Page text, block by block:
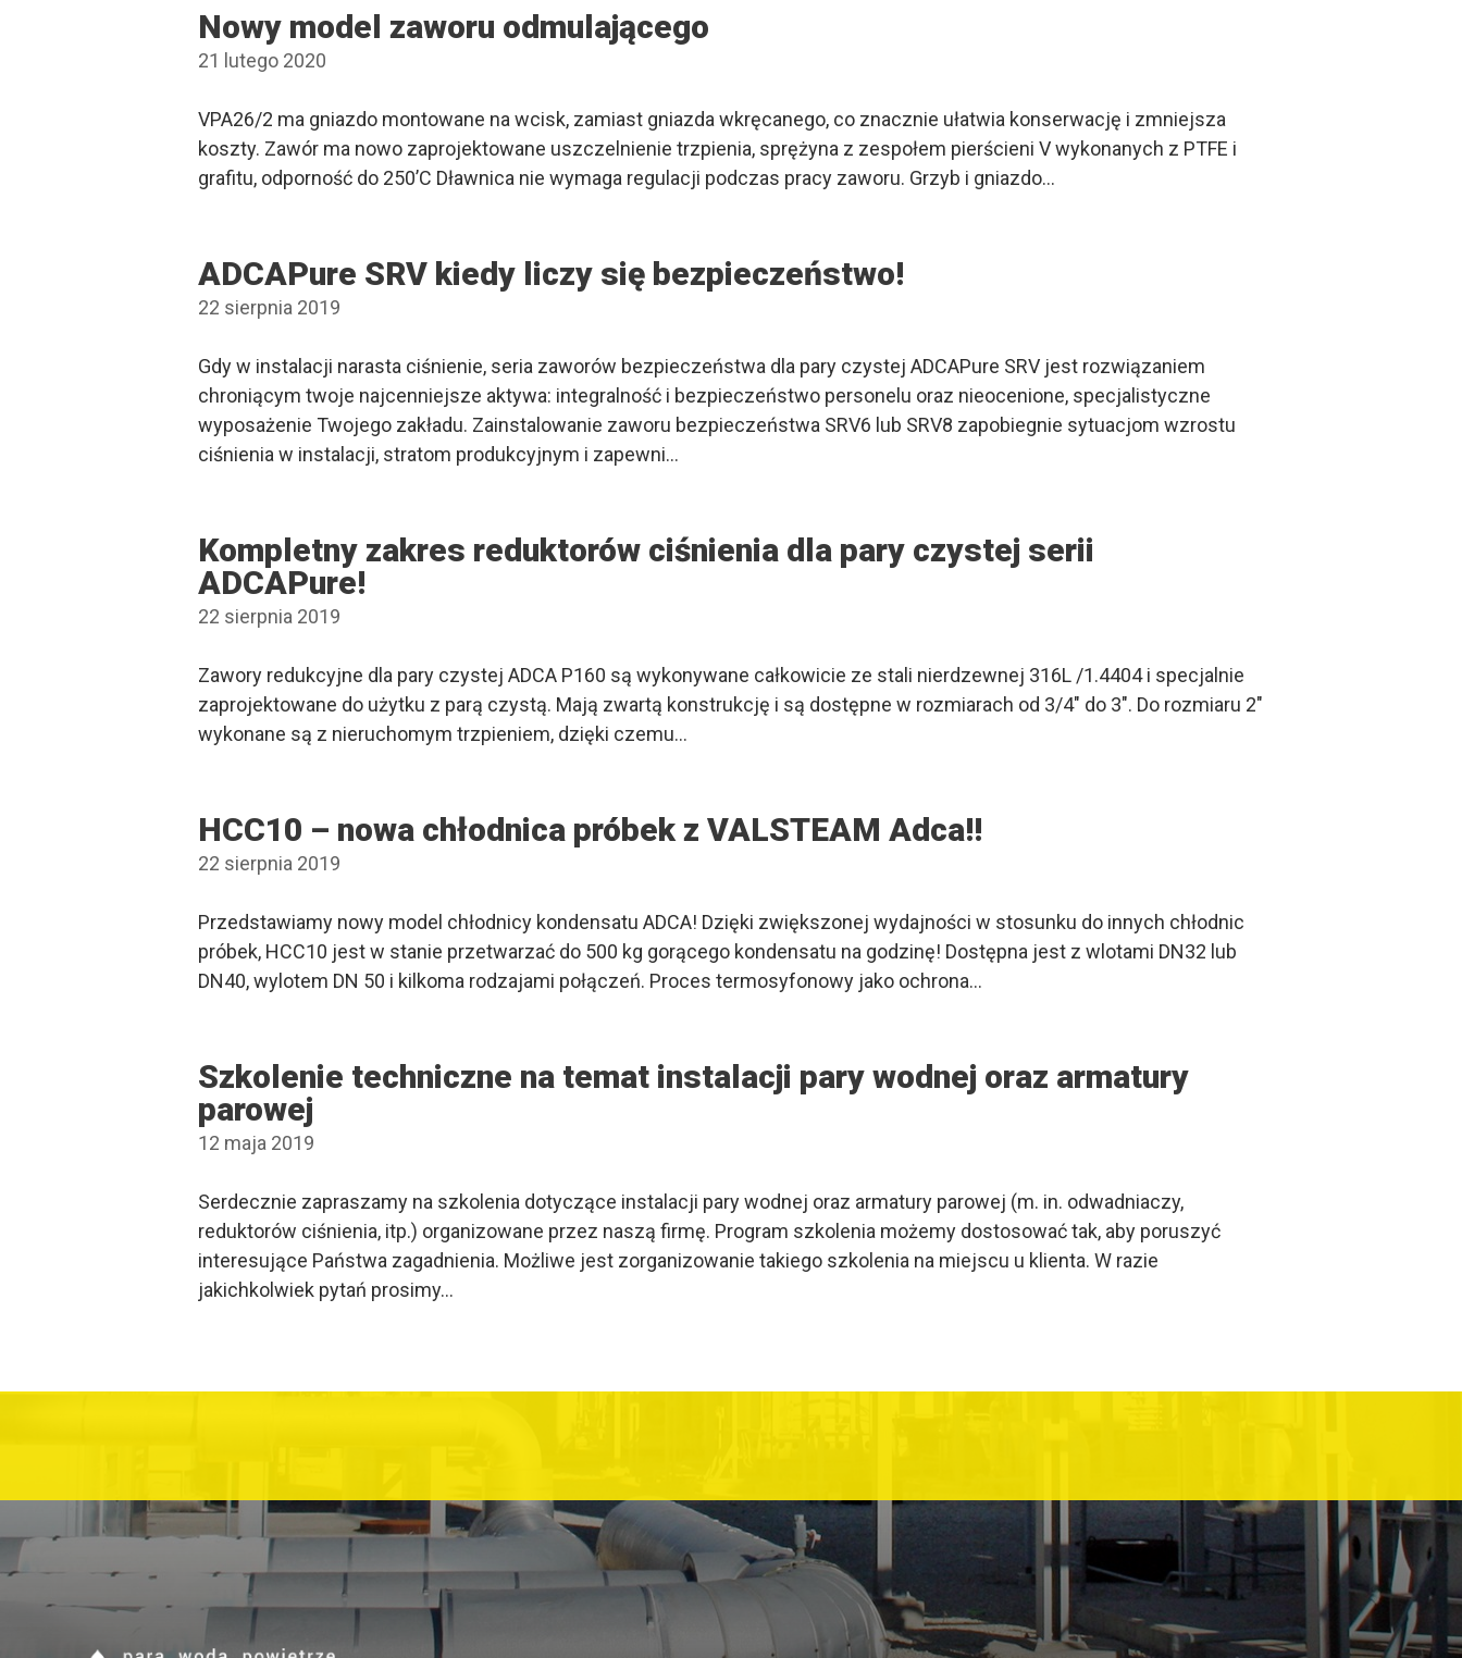
Nowy model zaworu odmulającego
21 lutego 2020
VPA26/2 ma gniazdo montowane na wcisk, zamiast gniazda wkręcanego, co znacznie ułatwia konserwację i zmniejsza
koszty. Zawór ma nowo zaprojektowane uszczelnienie trzpienia, sprężyna z zespołem pierścieni V wykonanych z PTFE i
grafitu, odporność do 250’C Dławnica nie wymaga regulacji podczas pracy zaworu. Grzyb i gniazdo…
ADCAPure SRV kiedy liczy się bezpieczeństwo!
22 sierpnia 2019
Gdy w instalacji narasta ciśnienie, seria zaworów bezpieczeństwa dla pary czystej ADCAPure SRV jest rozwiązaniem
chroniącym twoje najcenniejsze aktywa: integralność i bezpieczeństwo personelu oraz nieocenione, specjalistyczne
wyposażenie Twojego zakładu. Zainstalowanie zaworu bezpieczeństwa SRV6 lub SRV8 zapobiegnie sytuacjom wzrostu
ciśnienia w instalacji, stratom produkcyjnym i zapewni…
Kompletny zakres reduktorów ciśnienia dla pary czystej serii
ADCAPure!
22 sierpnia 2019
Zawory redukcyjne dla pary czystej ADCA P160 są wykonywane całkowicie ze stali nierdzewnej 316L /1.4404 i specjalnie
zaprojektowane do użytku z parą czystą. Mają zwartą konstrukcję i są dostępne w rozmiarach od 3/4″ do 3″. Do rozmiaru 2″
wykonane są z nieruchomym trzpieniem, dzięki czemu…
HCC10 – nowa chłodnica próbek z VALSTEAM Adca!!
22 sierpnia 2019
Przedstawiamy nowy model chłodnicy kondensatu ADCA! Dzięki zwiększonej wydajności w stosunku do innych chłodnic
próbek, HCC10 jest w stanie przetwarzać do 500 kg gorącego kondensatu na godzinę! Dostępna jest z wlotami DN32 lub
DN40, wylotem DN 50 i kilkoma rodzajami połączeń. Proces termosyfonowy jako ochrona…
Szkolenie techniczne na temat instalacji pary wodnej oraz armatury
parowej
12 maja 2019
Serdecznie zapraszamy na szkolenia dotyczące instalacji pary wodnej oraz armatury parowej (m. in. odwadniaczy,
reduktorów ciśnienia, itp.) organizowane przez naszą firmę. Program szkolenia możemy dostosować tak, aby poruszyć
interesujące Państwa zagadnienia. Możliwe jest zorganizowanie takiego szkolenia na miejscu u klienta. W razie
jakichkolwiek pytań prosimy…